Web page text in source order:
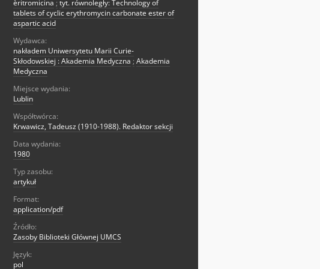
èritromicina ; tyt. równoległy: Technology of
tablets of cyclic erythromycin carbonate ester of
aspartic acid
Wydawca:
nakładem Uniwersytetu Marii Curie-
Skłodowskiej : Akademia Medyczna ; Akademia
Medyczna
Miejsce wydania:
Lublin
Współtwórca:
Krwawicz, Tadeusz (1910-1988). Redaktor sekcji
Data wydania:
1980
Typ zasobu:
artykuł
Format:
application/pdf
Źródło:
Zasoby Biblioteki Głównej UMCS
Język:
pol